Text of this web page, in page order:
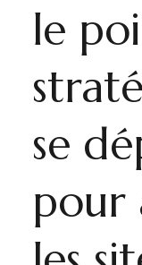
le
se
pour